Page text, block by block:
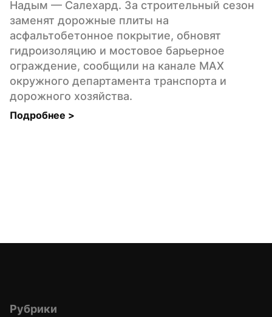
Надым — Салехард. За строительный сезон
заменят дорожные плиты на
асфальтобетонное покрытие, обновят
гидроизоляцию и мостовое барьерное
ограждение, сообщили на канале MAX
окружного департамента транспорта и
дорожного хозяйства.
Подробнее >
Рубрики